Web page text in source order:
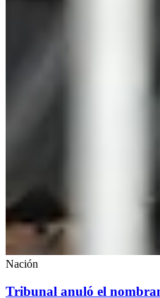
Nación
Tribunal anuló el